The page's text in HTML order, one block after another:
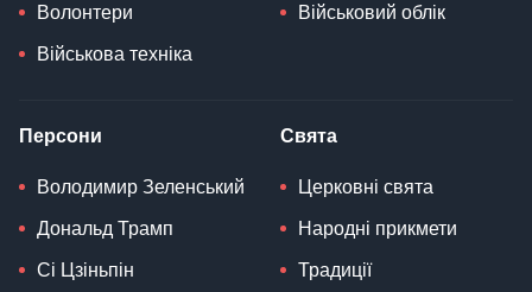
Волонтери
Військова техніка
Військовий облік
Персони
Володимир Зеленський
Дональд Трамп
Сі Цзіньпін
Свята
Церковні свята
Народні прикмети
Традиції